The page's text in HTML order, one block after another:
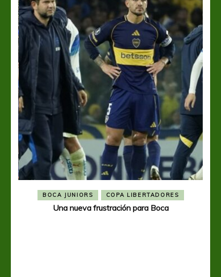
BOCA JUNIORS COPA LIBERTADORES
Una nueva frustración para Boca